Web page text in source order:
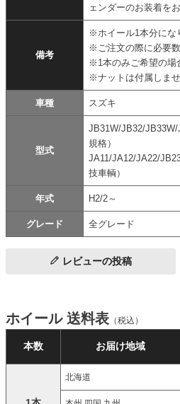
ェンダーのお装着を
備考
※ホイール1本分にな
※ご注文の際に必要
※1本のみご希望の場
※ナットは付属しませ
車種 スズキ
型式
JB31W/JB32/
規格）
JA11/JA12/JA22/
技車輌）
年式 H2/2～
グレード 全グレード
レビューの投稿
ホイール 送料表 （税込）
本数 お届け地域
北海道